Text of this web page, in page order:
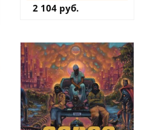
2 104 руб.